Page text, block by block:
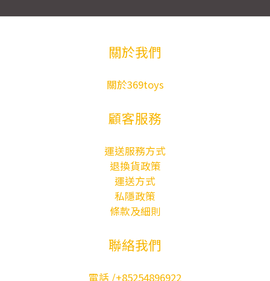
關於我們
關於369toys
顧客服務
運送服務方式
退換貨政策
運送方式
私隱政策
條款及細則
聯絡我們
電話 /+85254896922